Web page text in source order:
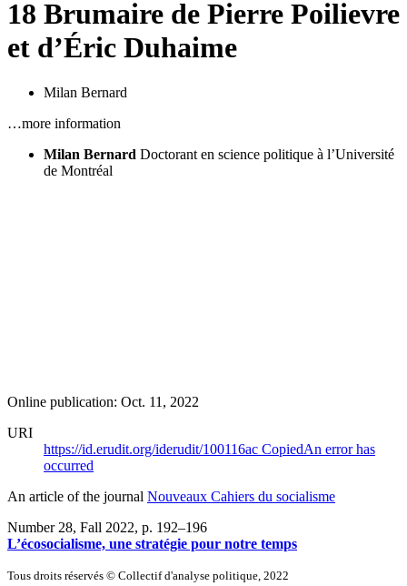
18 Brumaire de Pierre Poilievre
et d’Éric Duhaime
Milan Bernard
…more information
Milan Bernard Doctorant en science politique à l’Université
de Montréal
Online publication: Oct. 11, 2022
URI
https://id.erudit.org/iderudit/100116ac CopiedAn error has
occurred
An article of the journal Nouveaux Cahiers du socialisme
Number 28, Fall 2022, p. 192–196
L’écosocialisme, une stratégie pour notre temps
Tous droits réservés © Collectif d'analyse politique, 2022